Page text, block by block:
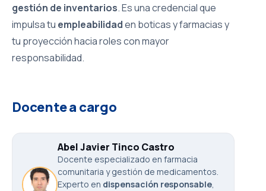
gestión de inventarios. Es una credencial que
impulsa tu empleabilidaden boticas y farmacias y
tu proyección hacia roles con mayor
responsabilidad.
Docente a cargo
Abel Javier Tinco Castro
Docente especializado en farmacia
comunitaria y gestión de medicamentos.
Experto en dispensación responsable